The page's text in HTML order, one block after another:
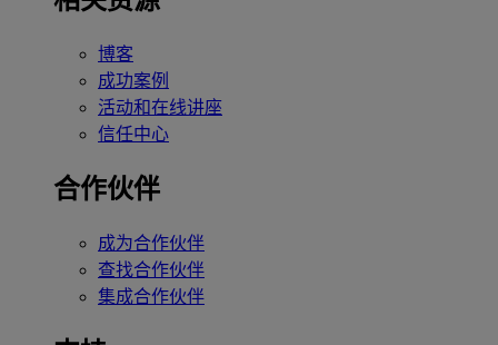
博客
成功案例
活动和在线讲座
信任中心
合作伙伴
成为合作伙伴
查找合作伙伴
集成合作伙伴